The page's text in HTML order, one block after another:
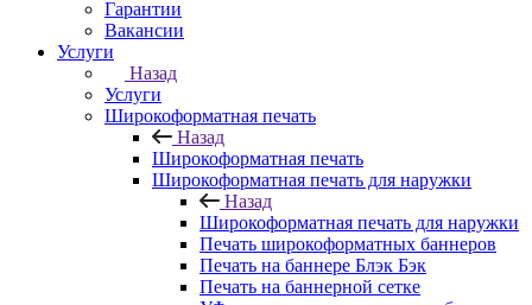
Гарантии
Вакансии
Услуги
Назад
Услуги
Широкоформатная печать
Назад
Широкоформатная печать
Широкоформатная печать для наружки
Назад
Широкоформатная печать для наружки
Печать широкоформатных баннеров
Печать на баннере Блэк Бэк
Печать на баннерной сетке